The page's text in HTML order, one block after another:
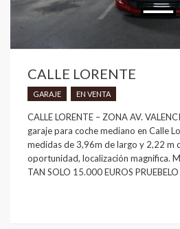
CALLE LORENTE
GARAJE EN VENTA
CALLE LORENTE – ZONA AV.
garaje para coche mediano en Calle
medidas de 3,96m de largo y 2,22 m
oportunidad, localización magnifica.
TAN SOLO 15.000 EUROS